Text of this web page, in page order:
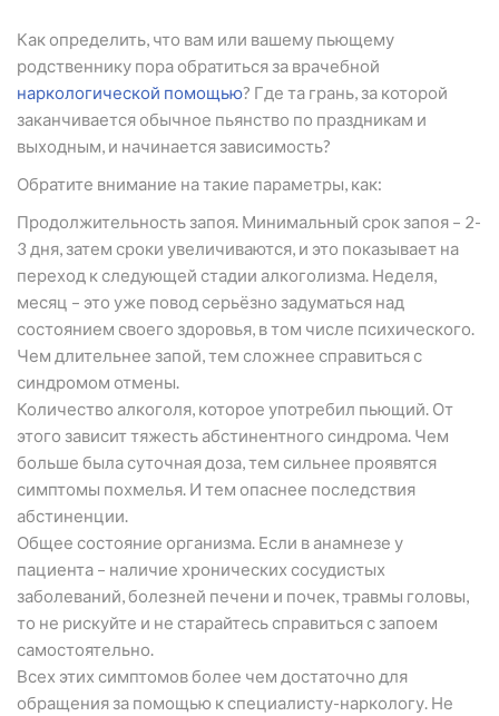
Как определить, что вам или вашему пьющему
родственнику пора обратиться за врачебной
наркологической помощью? Где та грань, за которой
заканчивается обычное пьянство по праздникам и
выходным, и начинается зависимость?
Обратите внимание на такие параметры, как:
Продолжительность запоя. Минимальный срок запоя – 2-
3 дня, затем сроки увеличиваются, и это показывает на
переход к следующей стадии алкоголизма. Неделя,
месяц – это уже повод серьёзно задуматься над
состоянием своего здоровья, в том числе психического.
Чем длительнее запой, тем сложнее справиться с
синдромом отмены.
Количество алкоголя, которое употребил пьющий. От
этого зависит тяжесть абстинентного синдрома. Чем
больше была суточная доза, тем сильнее проявятся
симптомы похмелья. И тем опаснее последствия
абстиненции.
Общее состояние организма. Если в анамнезе у
пациента – наличие хронических сосудистых
заболеваний, болезней печени и почек, травмы головы,
то не рискуйте и не старайтесь справиться с запоем
самостоятельно.
Всех этих симптомов более чем достаточно для
обращения за помощью к специалисту-наркологу. Не